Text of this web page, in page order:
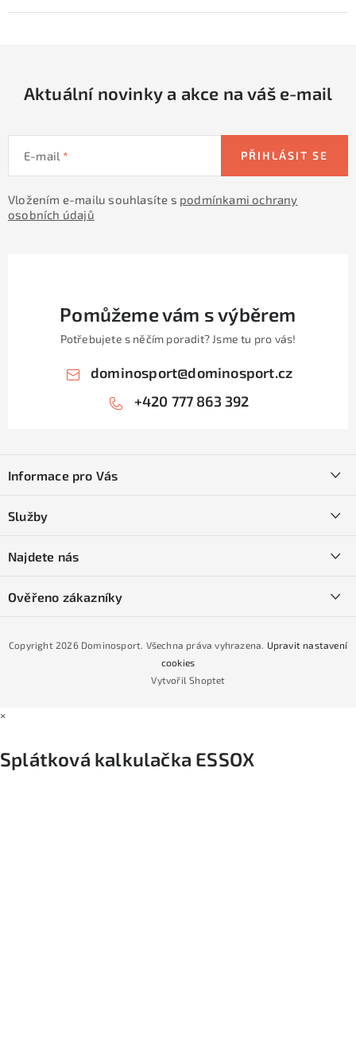
Aktuální novinky a akce na váš e-mail
E-mail
Vložením e-mailu souhlasíte s podmínkami ochrany
osobních údajů
PŘIHLÁSIT SE
Pomůžeme vám s výběrem
Potřebujete s něčím poradit? Jsme tu pro vás!
dominosport@dominosport.cz
+420 777 863 392
pInformace pro Vás
Obchodní podmínky
Podmínky GDPR
Podmínky nákupu na splátky ESSOX
Služby
Naše prodejna
Najdete nás
Ověřeno zákazníky
Vytvořil Shoptet
Copyright 2026 Dominosport. Všechna práva vyhrazena. Upravit nastavení
cookies
×
Splátková kalkulačka ESSOX